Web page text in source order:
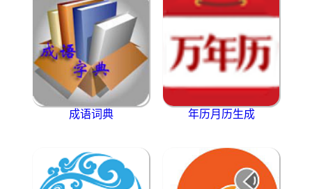
成语词典 年历月历生成